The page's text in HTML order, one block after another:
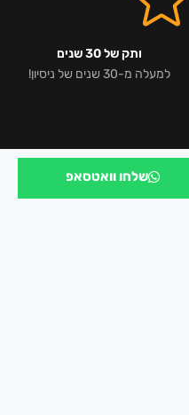
ותק של 30 שנים
למעלה מ-30 שנים של ניסיון!
שלחו וואטסאפ